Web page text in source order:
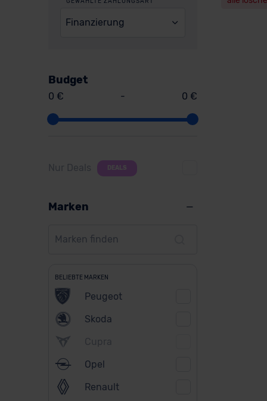
Finanzierung
Budget
0 € - 0 €
Nur Deals DEALS
Marken
BELIEBTE MARKEN
Peugeot
Skoda
Cupra
Opel
Renault